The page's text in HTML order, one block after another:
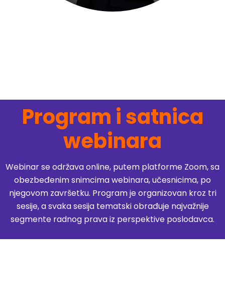
Program i satnica
webinara
Webinar se održava online, putem platforme Zoom, sa
obezbeđenim snimcima webinara, učesnicima, po
njegovom završetku. Program je organizovan kroz tri
sesije, a svaka sesija tematski obrađuje najvažnije
segmente radnog prava iz perspektive poslodavca.